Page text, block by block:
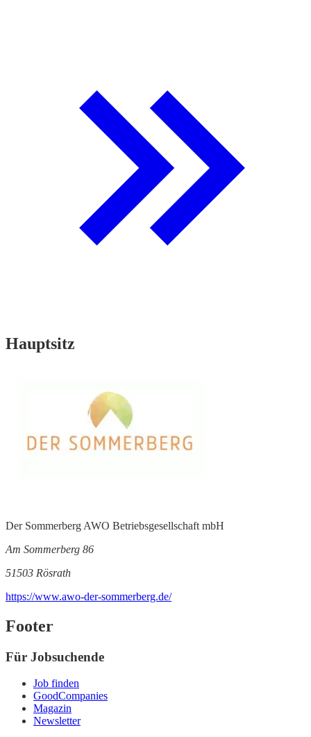
Hauptsitz
Der Sommerberg AWO Betriebsgesellschaft mbH
Am Sommerberg 86
51503 Rösrath
https://www.awo-der-sommerberg.de/
Footer
Für Jobsuchende
Job finden
GoodCompanies
Magazin
Newsletter